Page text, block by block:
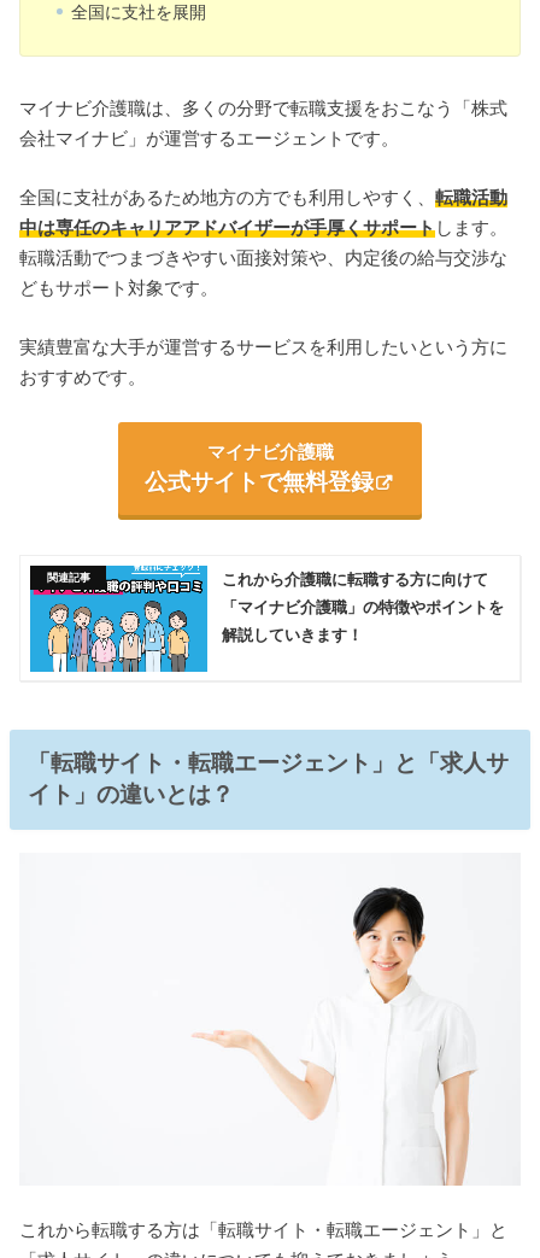
全国に支社を展開
マイナビ介護職は、多くの分野で転職支援をおこなう「株式
会社マイナビ」が運営するエージェントです。
全国に支社があるため地方の方でも利用しやすく、転職活動
中は専任のキャリアアドバイザーが手厚くサポートします。
転職活動でつまづきやすい面接対策や、内定後の給与交渉な
どもサポート対象です。
実績豊富な大手が運営するサービスを利用したいという方に
おすすめです。
マイナビ介護職
公式サイトで無料登録
これから介護職に転職する方に向けて
「マイナビ介護職」の特徴やポイントを
解説していきます！
「転職サイト・転職エージェント」と「求人サ
イト」の違いとは？
これから転職する方は「転職サイト・転職エージェント」と